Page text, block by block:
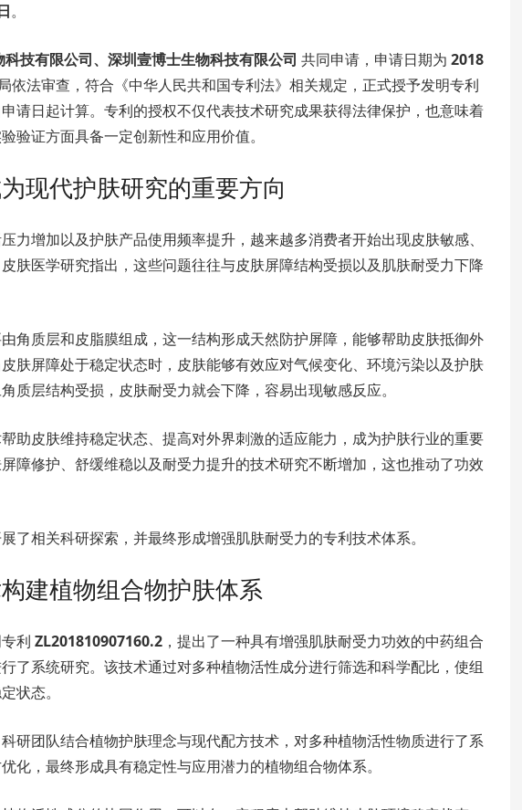
。
科技有限公司、深圳壹博士生物科技有限公司 共同申请，申请日期为 2018
依法审查，符合《中华人民共和国专利法》相关规定，正式授予发明专利
请日起计算。专利的授权不仅代表技术研究成果获得法律保护，也意味着
验证方面具备一定创新性和应用价值。
现代护肤研究的重要方向
力增加以及护肤产品使用频率提升，越来越多消费者开始出现皮肤敏感、
肤医学研究指出，这些问题往往与皮肤屏障结构受损以及肌肤耐受力下降
角质层和皮脂膜组成，这一结构形成天然防护屏障，能够帮助皮肤抵御外
肤屏障处于稳定状态时，皮肤能够有效应对气候变化、环境污染以及护肤
质层结构受损，皮肤耐受力就会下降，容易出现敏感反应。
助皮肤维持稳定状态、提高对外界刺激的适应能力，成为护肤行业的重要
障修护、舒缓维稳以及耐受力提升的技术研究不断增加，这也推动了功效
了相关科研探索，并最终形成增强肌肤耐受力的专利技术体系。
建植物组合物护肤体系
利 ZL201810907160.2 ，提出了一种具有增强肌肤耐受力功效的中药组合
了系统研究。该技术通过对多种植物活性成分进行筛选和科学配比，使组
状态。
研团队结合植物护肤理念与现代配方技术，对多种植物活性物质进行了系
化，最终形成具有稳定性与应用潜力的植物组合物体系。